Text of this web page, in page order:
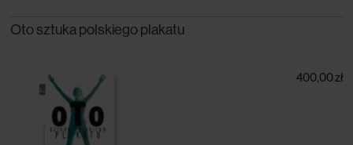
Oto sztuka polskiego plakatu
400,00 zł